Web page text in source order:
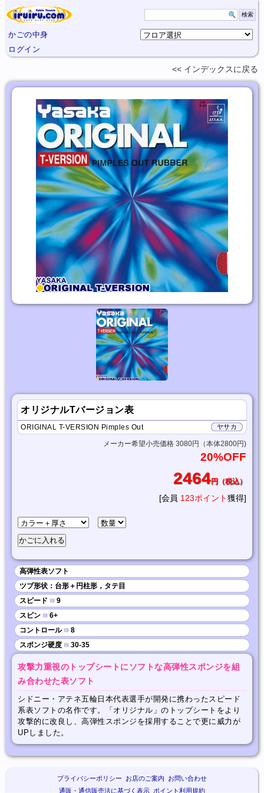
かごの中身
ログイン
インデックスに 戻る
オリジナルTバージョン表
ヤサカ
ORIGINAL T-VERSION Pimples Out
メーカー希望小売価格 3080円（本体2800円)
20%OFF
2464円（税込）
[会員 123ポイント獲得]
高弾性表ソフト
ツブ形状：台形＋円柱形，タテ目
スピード ■ 9
スピン ■ 6+
コントロール ■ 8
スポンジ硬度 ■ 30-35
攻撃力重視のトップシートにソフトな高弾性スポンジを組
み合わせた表ソフト
シドニー・アテネ五輪日本代表選手が開発に携わったスピード
系表ソフトの名作です。「オリジナル」のトップシートをより
攻撃的に改良し、高弾性スポンジを採用することで更に威力が
UPしました。
プライバシーポリシー お店のご案内 お問い合わせ
通販・通信販売法に基づく表示 ポイント利用規約